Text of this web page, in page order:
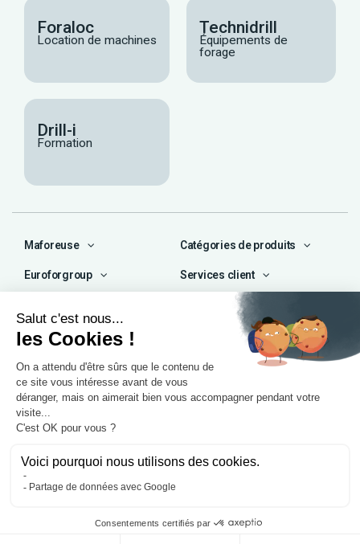
Foraloc
Location de machines
Technidrill
Équipements de
forage
Drill-i
Formation
Maforeuse Catégories de produits
Euroforgroup Services client
contact@maforeuse.com
Siège social et atelier
Chassieu (69)
55 rue Ampère
91250 Tigery